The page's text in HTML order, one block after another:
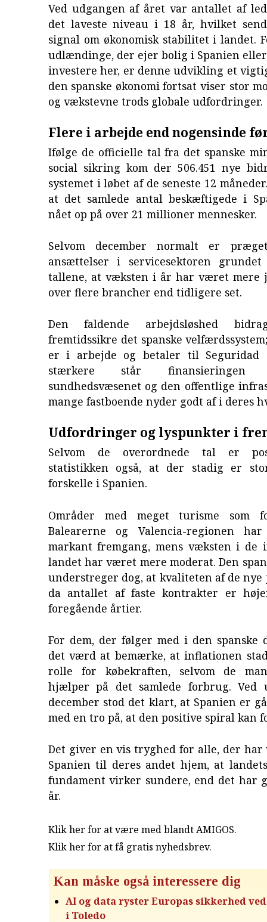
Ved udgangen af året var antallet af
det laveste niveau i 18 år, hvilket
signal om økonomisk stabilitet i landet.
udlændinge, der ejer bolig i Spanien
investere her, er denne udvikling et
den spanske økonomi fortsat viser stor
og vækstevne trods globale udfordringer.
Flere i arbejde end nogensinde
Ifølge de officielle tal fra det spanske
social sikring kom der 506.451 nye
systemet i løbet af de seneste 12
at det samlede antal beskæftigede i
nået op på over 21 millioner mennesker.
Selvom december normalt er
ansættelser i servicesektoren
tallene, at væksten i år har været mere
over flere brancher end tidligere set.
Den faldende arbejdsløshed
fremtidssikre det spanske
er i arbejde og betaler til Seguridad
stærkere står
sundhedsvæsenet og den offentlige
mange fastboende nyder godt af i deres
Udfordringer og lyspunkter i
Selvom de overordnede tal er
statistikken også, at der stadig er
forskelle i Spanien.
Områder med meget turisme som
Balearerne og Valencia-regionen
markant fremgang, mens væksten i de
landet har været mere moderat. Den
understreger dog, at kvaliteten af de nye
da antallet af faste kontrakter er
foregående årtier.
For dem, der følger med i den spanske
det værd at bemærke, at inflationen
rolle for købekraften, selvom de
hjælper på det samlede forbrug. Ved
december stod det klart, at Spanien er
med en tro på, at den positive spiral kan
Det giver en vis tryghed for alle, der har
Spanien til deres andet hjem, at
fundament virker sundere, end det har
år.
Klik her for at være med blandt AMIGOS.
Klik her for at få gratis nyhedsbrev.
Kan måske også interessere dig
AI og data ryster Europas sikkerhed
i Toledo